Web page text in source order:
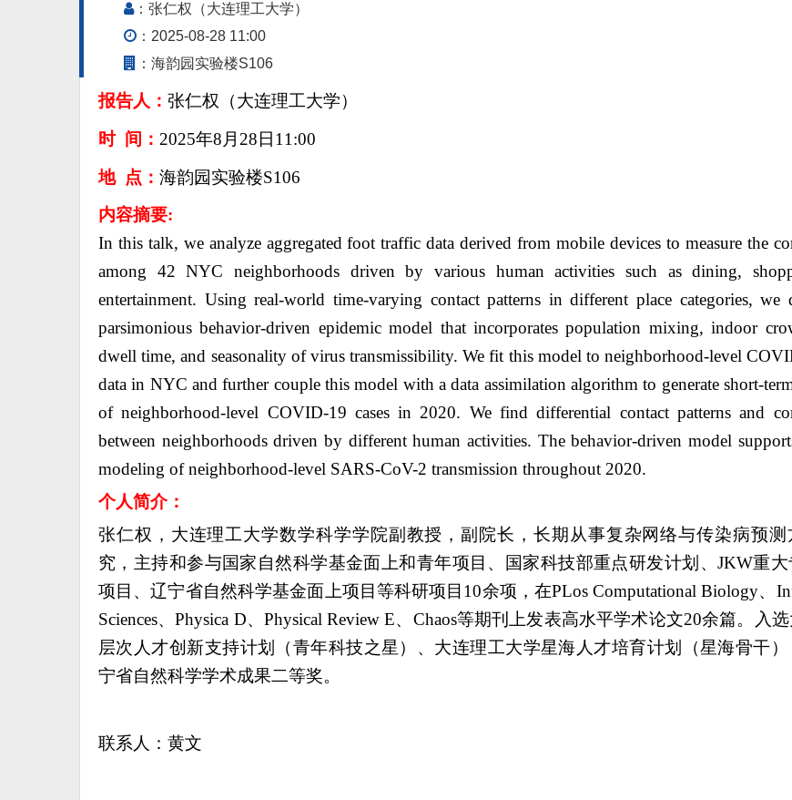
：张仁权（大连理工大学）
：2025-08-28 11:00
：海韵园实验楼S106
报告人： 张仁权（大连理工大学）
时 间： 2025年8 月 28 日 11:00
地 点： 海韵园实验楼S106
内容摘要:
In this talk, we analyze aggregated foot traffic data derived from mobile devices to measure the
among 42 NYC neighborhoods driven by various human activities such as dining,
entertainment. Using real-world time-varying contact patterns in different place categories, we
parsimonious behavior-driven epidemic model that incorporates population mixing, indoor
dwell time, and seasonality of virus transmissibility. We fit this model to neighborhood-level
data in NYC and further couple this model with a data assimilation algorithm to generate short-
of neighborhood-level COVID-19 cases in 2020. We find differential contact patterns and
between neighborhoods driven by different human activities. The behavior-driven model
modeling of neighborhood-level SARS-CoV-2 transmission throughout 2020.
个人简介：
张仁权，大连理工大学数学科学学院副教授，副院长，长期从事复杂网络与传染病预测
究，主持和参与国家自然科学基金面上和青年项目、国家科技部重点研发计划、 JKW重大
项目、辽宁省自然科学基金面上项目等科研项目 10余项，在PLos Computational Biology、
Sciences、Physica D、 Physical Review E、 Chaos等期刊上发表高水平学术论文20余篇。入
层次人才创新支持计划（青年科技之星）、大连理工大学星海人才培育计划（星海骨干）
宁省自然科学学术成果二等奖。
联系人：黄文